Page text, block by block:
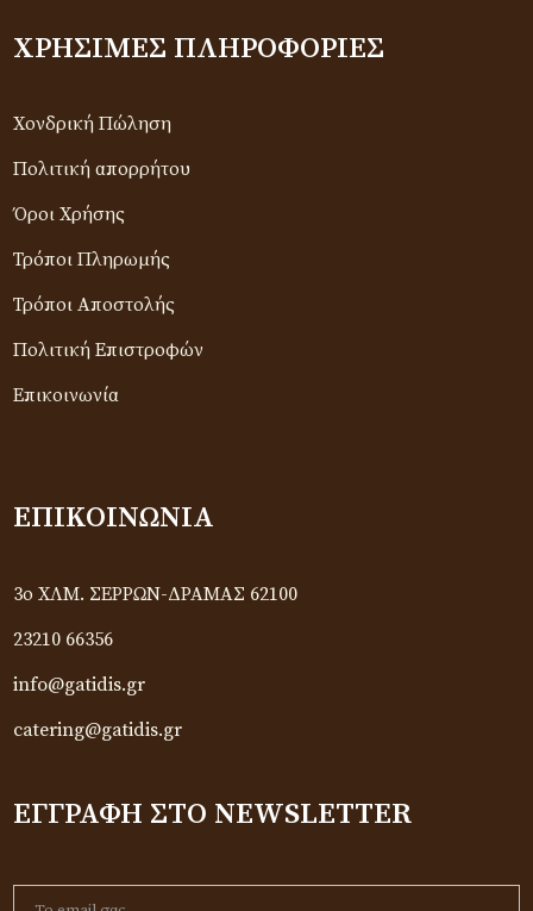
ΧΡΉΣΙΜΕΣ ΠΛΗΡΟΦΟΡΊΕΣ
Χονδρική Πώληση
Πολιτική απορρήτου
Όροι Χρήσης
Τρόποι Πληρωμής
Τρόποι Αποστολής
Πολιτική Επιστροφών
Επικοινωνία
ΕΠΙΚΟΙΝΩΝΊΑ
3ο ΧΛΜ. ΣΕΡΡΩΝ-ΔΡΑΜΑΣ 62100
23210 66356
info@gatidis.gr
catering@gatidis.gr
ΕΓΓΡΑΦΉ ΣΤΟ NEWSLETTER